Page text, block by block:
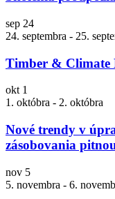
sep 24
24. septembra - 25.
Timber & Climate
okt 1
1. októbra - 2. októbra
Nové trendy v
zásobovania
nov 5
5. novembra - 6.